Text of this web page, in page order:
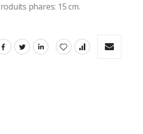
phares: 15 cm.